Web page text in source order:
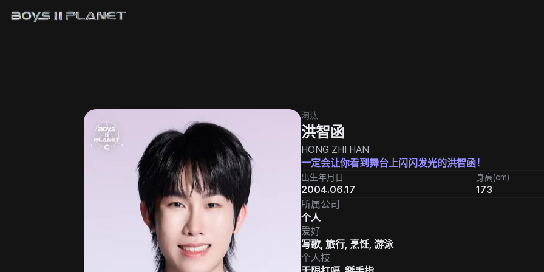
淘汰
洪智函
HONG ZHI HAN
一定会让你看到舞台上闪闪发光的洪智函！
出生年月日
2004.06.17
身高(cm)
173
所属公司
个人
爱好
写歌, 旅行, 烹饪, 游泳
个人技